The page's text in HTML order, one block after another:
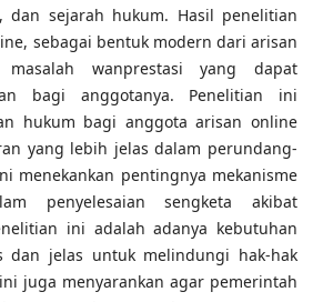
dan sejarah hukum. Hasil penelitian
sebagai bentuk modern dari arisan
wanprestasi yang dapat
bagi anggotanya. Penelitian ini
hukum bagi anggota arisan online
yang lebih jelas dalam perundang-
menekankan pentingnya mekanisme
penyelesaian sengketa akibat
ini adalah adanya kebutuhan
dan jelas untuk melindungi hak-hak
juga menyarankan agar pemerintah